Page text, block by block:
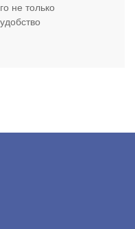
не только